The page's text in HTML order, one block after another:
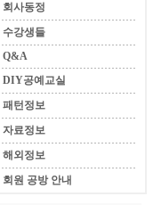
회사동정
수강생들
Q&A
DIY공예교실
패턴정보
자료정보
해외정보
회원 공방 안내